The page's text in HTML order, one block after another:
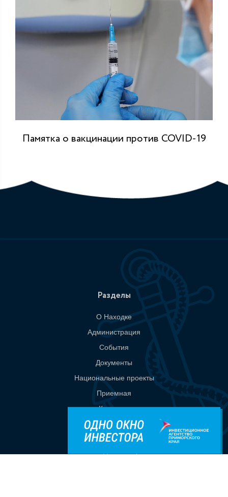
Памятка о вакцинации против COVID-19
Разделы
О Находке
Администрация
События
Документы
Национальные проекты
Приемная
Контакты